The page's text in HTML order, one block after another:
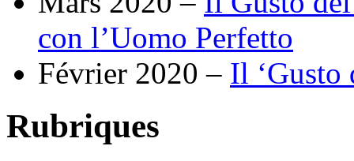
con l’Uomo Perfetto
Février 2020 – Il ‘Gusto
Rubriques